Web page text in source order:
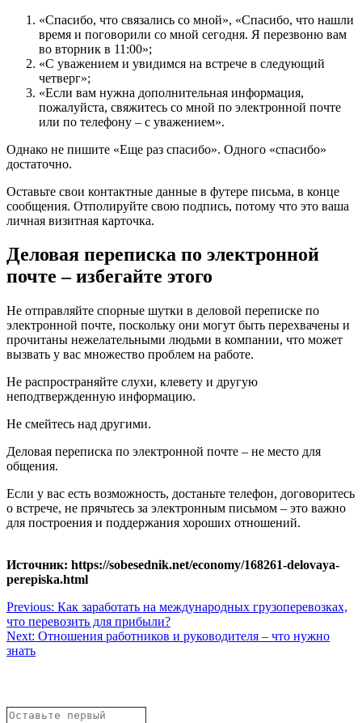
«Спасибо, что связались со мной», «Спасибо, что нашли
время и поговорили со мной сегодня. Я перезвоню вам
во вторник в 11:00»;
«С уважением и увидимся на встрече в следующий
четверг»;
«Если вам нужна дополнительная информация,
пожалуйста, свяжитесь со мной по электронной почте
или по телефону – с уважением».
Однако не пишите «Еще раз спасибо». Одного «спасибо»
достаточно.
Оставьте свои контактные данные в футере письма, в конце
сообщения. Отполируйте свою подпись, потому что это ваша
личная визитная карточка.
Деловая переписка по электронной
почте – избегайте этого
Не отправляйте спорные шутки в деловой переписке по
электронной почте, поскольку они могут быть перехвачены и
прочитаны нежелательными людьми в компании, что может
вызвать у вас множество проблем на работе.
Не распространяйте слухи, клевету и другую
неподтвержденную информацию.
Не смейтесь над другими.
Деловая переписка по электронной почте – не место для
общения.
Если у вас есть возможность, достаньте телефон, договоритесь
о встрече, не прячьтесь за электронным письмом – это важно
для построения и поддержания хороших отношений.
Источник: https://sobesednik.net/economy/168261-delovaya-
perepiska.html
Навигация
по
записям
Previous: Как заработать на международных грузоперевозках,
что перевозить для прибыли?
Next: Отношения работников и руководителя – что нужно
знать